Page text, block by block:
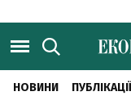
НОВИНИ ПУБЛІКАЦІЇ